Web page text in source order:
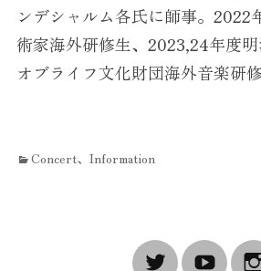
ンデシャルム各氏に師事。2022
術家海外研修生、2023,24年度
オブライフ文化財団海外音楽研修
カConcert、 Information